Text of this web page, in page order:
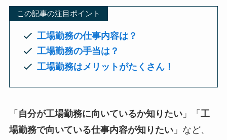
この記事の注目ポイント
工場勤務の仕事内容は？
工場勤務の手当は？
工場勤務はメリットがたくさん！
「 自分が工場勤務に向いているか知りたい」「 工
場勤務で向いている仕事内容が知りたい」など、